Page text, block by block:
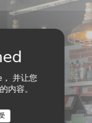
并让您
内容。